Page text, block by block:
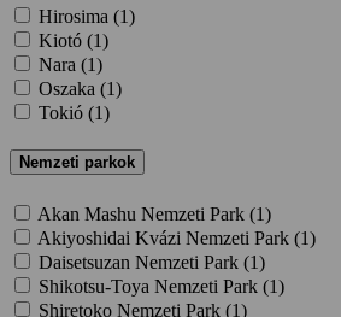
Hirosima (1)
Kiotó (1)
Nara (1)
Oszaka (1)
Tokió (1)
Nemzeti parkok
Akan Mashu Nemzeti Park (1)
Akiyoshidai Kvázi Nemzeti Park (1)
Daisetsuzan Nemzeti Park (1)
Shikotsu-Toya Nemzeti Park (1)
Shiretoko Nemzeti Park (1)